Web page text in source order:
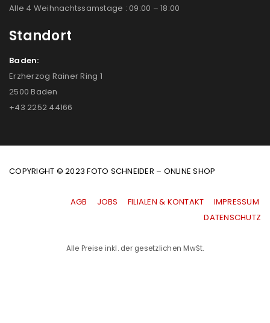
Alle 4 Weihnachtssamstage : 09:00 – 18:00
Standort
Baden:
Erzherzog Rainer Ring 1
2500 Baden
+43 2252 44166
COPYRIGHT © 2023 FOTO SCHNEIDER – ONLINE SHOP
AGB JOBS FILIALEN & KONTAKT
IMPRESSUM
|DATENSCHUTZ
Alle Preise inkl. der gesetzlichen MwSt.